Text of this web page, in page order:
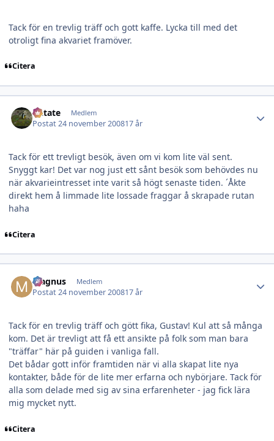
Tack för en trevlig träff och gott kaffe. Lycka till med det
otroligt fina akvariet framöver.
Citera
Datate Medlem
Postat24 november 200817 år
Tack för ett trevligt besök, även om vi kom lite väl sent.
Snyggt kar! Det var nog just ett sånt besök som behövdes nu
när akvarieintresset inte varit så högt senaste tiden. ´Åkte
direkt hem å limmade lite lossade fraggar å skrapade rutan
haha
Citera
Magnus Medlem
Postat24 november 200817 år
Tack för en trevlig träff och gött fika, Gustav! Kul att så många
kom. Det är trevligt att få ett ansikte på folk som man bara
"träffar" här på guiden i vanliga fall.
Det bådar gott inför framtiden när vi alla skapat lite nya
kontakter, både för de lite mer erfarna och nybörjare. Tack för
alla som delade med sig av sina erfarenheter - jag fick lära
mig mycket nytt.
Citera